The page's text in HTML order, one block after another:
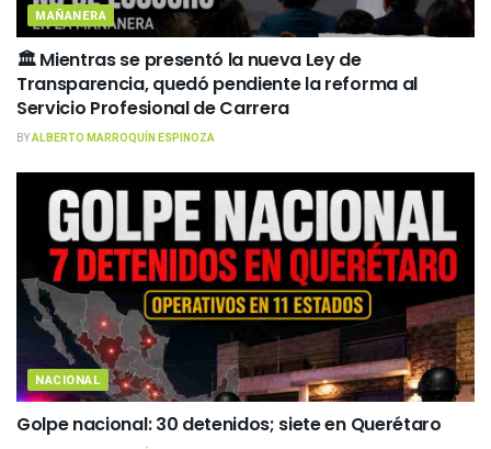
MAÑANERA
🏛️ Mientras se presentó la nueva Ley de
Transparencia, quedó pendiente la reforma al
Servicio Profesional de Carrera
BYALBERTO MARROQUÍN ESPINOZA
NACIONAL
Golpe nacional: 30 detenidos; siete en Querétaro